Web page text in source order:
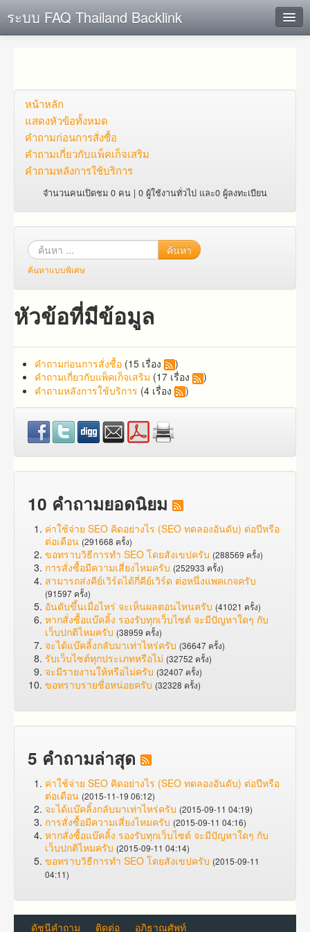
ระบบ FAQ Thailand Backlink
ตั้งคำถาม
ดูคำถาม
คุณต้องการที่จะลงทะเบียนหรือไม่?
หน้าหลัก
แสดงหัวข้อทั้งหมด
คำถาม​ก่อน​การ​สั่งซื้อ​
คำถาม​เกี่ยว​กับ​แพ็คเก็จ​เสริม
คำถามหลังการใช้บริการ
จำนวนคนเปิดชม 0 คน | 0 ผู้ใช้งานทั่วไป และ0 ผู้ลงทะเบียน
ค้นหา
ค้นหาแบบพิเศษ
หัวข้อที่มีข้อมูล
คำถาม​ก่อน​การ​สั่งซื้อ​ (15 เรื่อง
)
คำถาม​เกี่ยว​กับ​แพ็คเก็จ​เสริม (17 เรื่อง
)
คำถามหลังการใช้บริการ (4 เรื่อง )
10 คำถามยอดนิยม
ค่าใช้จ่าย SEO คิดอย่างไร (SEO ทดลองอันดับ) ต่อปีหรือ
ต่อเดือน (291668 ครั้ง)
ขอทราบวิธีการทำ SEO โดยสังเขปครับ (288569 ครั้ง)
การสั่งซื้อมีความเสี่ยงไหมครับ (252933 ครั้ง)
สามารถส่งคีย์เวิร์ดได้กี่คีย์เวิร์ด ต่อหนึ่งแพคเกจครับ
(91597 ครั้ง)
อันดับขึ้นเมื่อไหร่ จะเห็นผลตอนไหนครับ (41021 ครั้ง)
หากสั่งซื้อแบ๊คลิ้ง รองรับทุกเว็บไซต์ จะมีปัญหาใดๆ กับ
เว็บปกติไหมครับ (38959 ครั้ง)
จะได้แบ๊คลิ้งกลับมาเท่าไหร่ครับ (36647 ครั้ง)
รับเว็บไซต์ทุกประเภทหรือไม่ (32752 ครั้ง)
จะมีรายงานให้หรือไม่ครับ (32407 ครั้ง)
ขอทราบรายชื่อหน่อยครับ (32328 ครั้ง)
5 คำถามล่าสุด
ค่าใช้จ่าย SEO คิดอย่างไร (SEO ทดลองอันดับ) ต่อปีหรือ
ต่อเดือน (2015-11-19 06:12)
จะได้แบ๊คลิ้งกลับมาเท่าไหร่ครับ (2015-09-11 04:19)
การสั่งซื้อมีความเสี่ยงไหมครับ (2015-09-11 04:16)
หากสั่งซื้อแบ๊คลิ้ง รองรับทุกเว็บไซต์ จะมีปัญหาใดๆ กับ
เว็บปกติไหมครับ (2015-09-11 04:14)
ขอทราบวิธีการทำ SEO โดยสังเขปครับ (2015-09-11
04:11)
ดัชนีคำถาม ติดต่อ อภิธาณศัพท์